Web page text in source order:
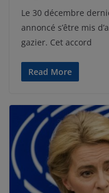
Le 30 décembre
annoncé s’être mis
gazier. Cet accord
Read More